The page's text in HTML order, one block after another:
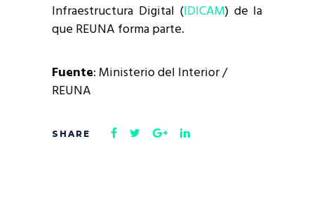
Infraestructura Digital (IDICAM) de la
que REUNA forma parte.
Fuente: Ministerio del Interior /
REUNA